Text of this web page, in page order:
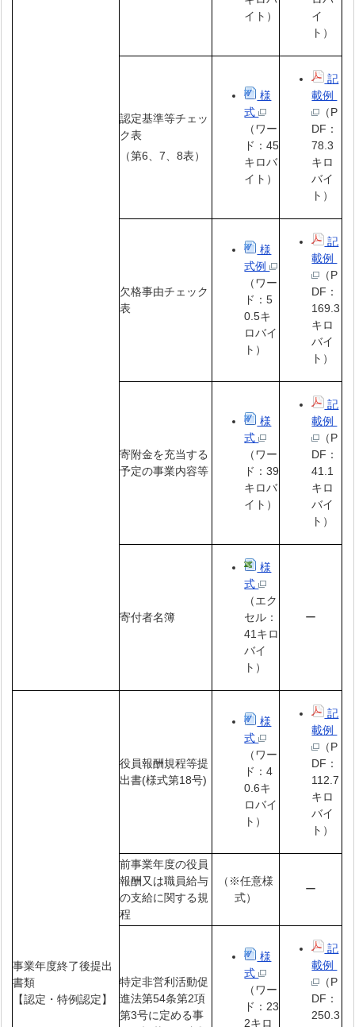
イト）
イ
ト）
認定基準等チェッ
ク表
（第6、7、8表）
様
式
（ワー
ド：45
キロバ
イト）
記
載例
（P
DF：
78.3
キロ
バイ
ト）
欠格事由チェック
表
様
式例
（ワー
ド：5
0.5キ
ロバイ
ト）
記
載例
（P
DF：
169.3
キロ
バイ
ト）
寄附金を充当する
予定の事業内容等
様
式
（ワー
ド：39
キロバ
イト）
記
載例
（P
DF：
41.1
キロ
バイ
ト）
寄付者名簿
様
式
（エク
セル：
41キロ
バイ
ト）
ー
事業年度終了後提出
書類
【認定・特例認定】
役員報酬規程等提
出書(様式第18号)
様
式
（ワー
ド：4
0.6キ
ロバイ
ト）
記
載例
（P
DF：
112.7
キロ
バイ
ト）
前事業年度の役員
報酬又は職員給与
の支給に関する規
程
（※任意様
式）
ー
特定非営利活動促
進法第54条第2項
第3号に定める事
様
式
（ワー
ド：23
2キロ
記
載例
（P
DF：
250.3